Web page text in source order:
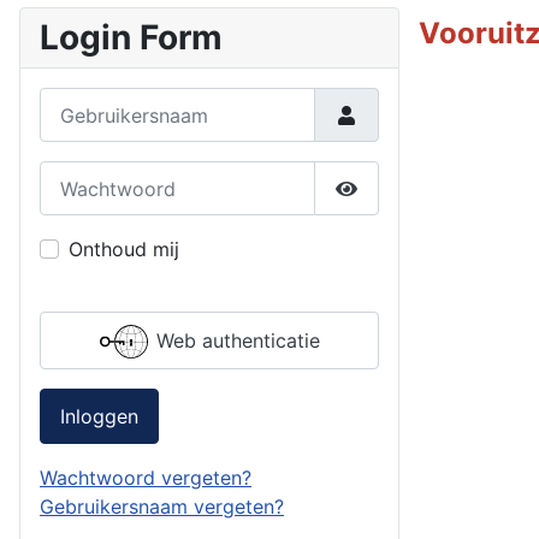
Login Form
Toon wachtwoord
Onthoud mij
Web authenticatie
Inloggen
Wachtwoord vergeten?
Gebruikersnaam vergeten?